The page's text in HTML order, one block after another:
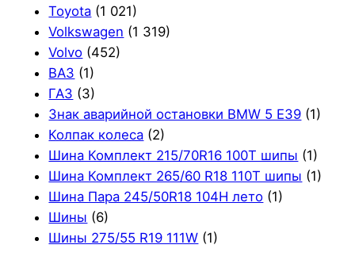
Toyota (1 021)
Volkswagen (1 319)
Volvo (452)
ВАЗ (1)
ГАЗ (3)
Знак аварийной остановки BMW 5 E39 (1)
Колпак колеса (2)
Шина Комплект 215/70R16 100T шипы (1)
Шина Комплект 265/60 R18 110T шипы (1)
Шина Пара 245/50R18 104H лето (1)
Шины (6)
Шины 275/55 R19 111W (1)